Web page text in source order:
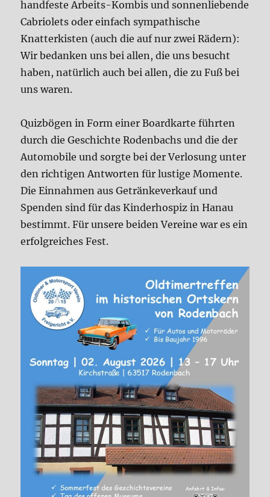
handfeste Arbeits-Kombis und sonnenliebende
Cabriolets oder einfach sympathische
Knatterkisten (auch die auf nur zwei Rädern):
Wir bedanken uns bei allen, die uns besucht
haben, natürlich auch bei allen, die zu Fuß bei
uns waren.
Quizbögen in Form einer Boardkarte führten
durch die Geschichte Rodenbachs und die der
Automobile und sorgte bei der Verlosung unter
den richtigen Antworten für lustige Momente.
Die Einnahmen aus Getränkeverkauf und
Spenden sind für das Kinderhospiz in Hanau
bestimmt. Für unsere beiden Vereine war es ein
erfolgreiches Fest.